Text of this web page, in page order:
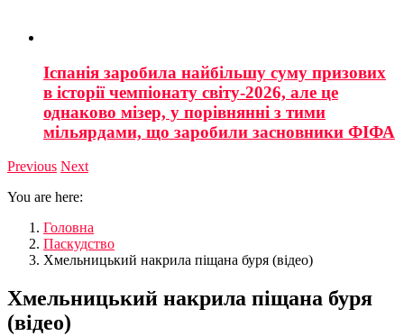
Іспанія заробила найбільшу суму призових
в історії чемпіонату світу-2026, але це
однаково мізер, у порівнянні з тими
мільярдами, що заробили засновники ФІФА
Previous Next
You are here:
Головна
Паскудство
Хмельницький накрила піщана буря (відео)
Хмельницький накрила піщана буря
(відео)